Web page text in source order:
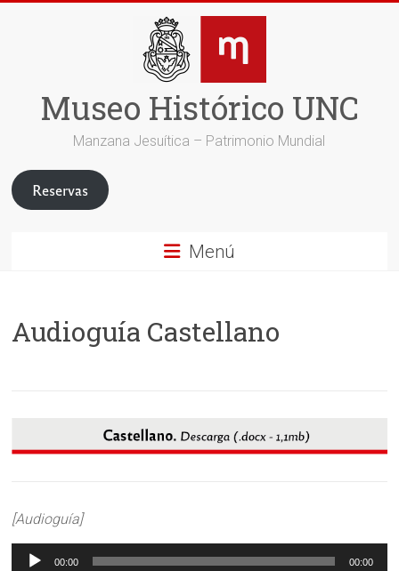
Museo Histórico UNC
Manzana Jesuítica – Patrimonio Mundial
Reservas
Menú
Audioguía Castellano
[Audioguía]
Reproductor
00:00 00:00